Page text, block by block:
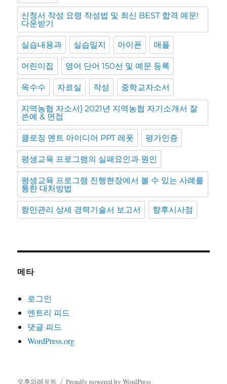
신청서 작성 요령 작성법 및 최신 BEST 합격 예문!
다운받기
실습내용과 실습일지 아이폰 애플
어린이집 영어 단어 150선 및 예문 등록
옥수수 자료실 작성 중학교자소서
지역농협 자소서] 2021년 지역농협 자기소개서 잘
쓴예 & 면접
클로징 멘트 아이디어 PPT 레폿 평가인증
평생교육 프로그램의 실패요인과 원인
평생교육 프로그램 진행현장에서 볼 수 있는 사례를
통한 대처방법
항만관리 상세 경력기술서 보고서 향후시사점
메타
로그인
엔트리 피드
댓글 피드
WordPress.org
오후의레포트 Proudly powered by WordPress